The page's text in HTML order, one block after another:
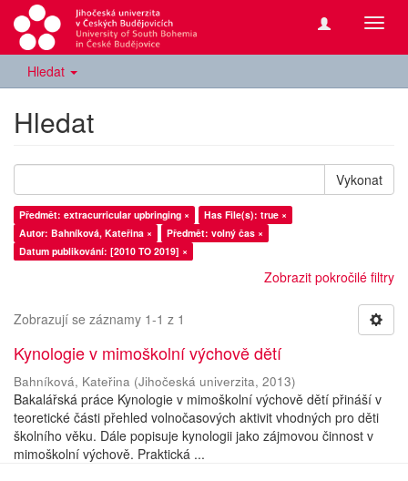
Hledat
Hledat
Vykonat
Předmět: extracurricular upbringing ×
Has File(s): true ×
Autor: Bahníková, Kateřina ×
Předmět: volný čas ×
Datum publikování: [2010 TO 2019] ×
Zobrazit pokročilé filtry
Zobrazují se záznamy 1-1 z 1
Kynologie v mimoškolní výchově dětí
Bahníková, Kateřina (Jihočeská univerzita, 2013)
Bakalářská práce Kynologie v mimoškolní výchově dětí přináší v
teoretické části přehled volnočasových aktivit vhodných pro děti
školního věku. Dále popisuje kynologii jako zájmovou činnost v
mimoškolní výchově. Praktická ...